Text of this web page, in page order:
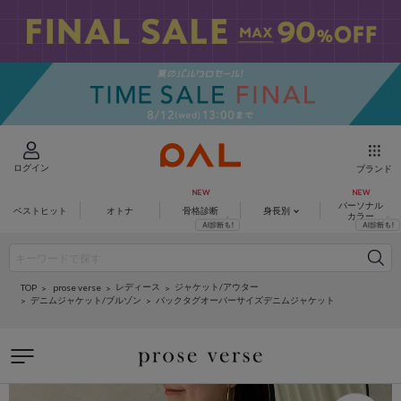
ログイン ブランド
ベストヒット オトナ 骨格診断 身長別
パーソナル
カラー
TOP prose verse レディース
ジャケット/アウター
デニムジャケット/ブルゾン
バックタグオーバーサイズデニムジャケット